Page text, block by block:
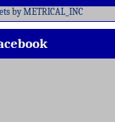
by METRICAL_INC